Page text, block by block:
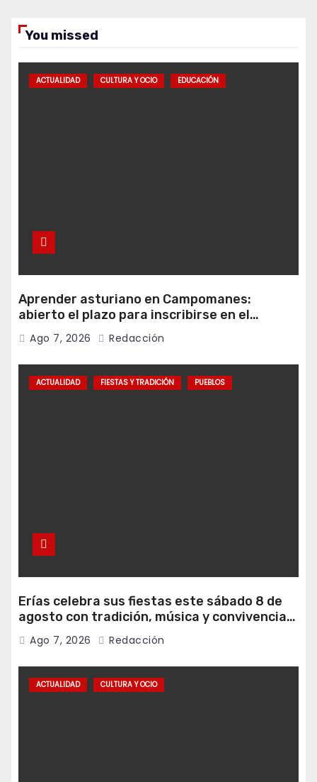
You missed
ACTUALIDAD CULTURA Y OCIO EDUCACIÓN
Aprender asturiano en Campomanes:
abierto el plazo para inscribirse en el
programa Falamos
Ago 7, 2026 Redacción
ACTUALIDAD FIESTAS Y TRADICIÓN PUEBLOS
Erías celebra sus fiestas este sábado 8 de
agosto con tradición, música y convivencia
vecinal
Ago 7, 2026 Redacción
ACTUALIDAD CULTURA Y OCIO